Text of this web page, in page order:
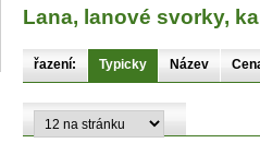
Lana, lanové svorky,
řazení: Typicky Název